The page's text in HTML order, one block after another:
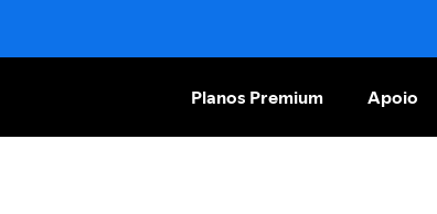
Planos Premium Apoio